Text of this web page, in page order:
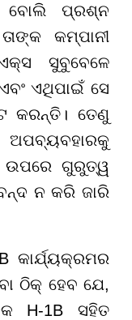
ବୋଲି ପ୍ରଶ୍ନ
କମ୍ପାନୀ
ସୁବୁବେଳେ
ଏଥିପାଇଁ ସେ
କରନ୍ତି। ତେଣୁ
ଉପରେ ଗୁରୁତ୍ୱ
ନ କରି ଜାରି
କାର୍ଯ୍ୟକ୍ରମର
ଠିକ୍ ହେବ ଯେ,
H-1B ସହିତ